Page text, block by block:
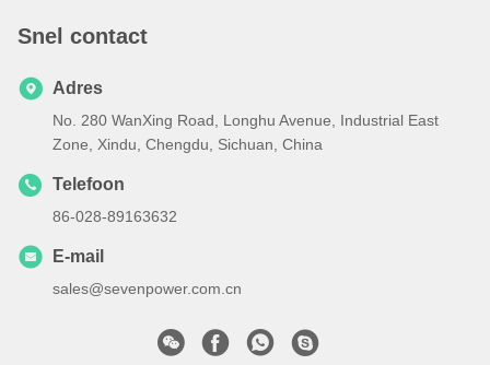
Snel contact
Adres
No. 280 WanXing Road, Longhu Avenue, Industrial East
Zone, Xindu, Chengdu, Sichuan, China
Telefoon
86-028-89163632
E-mail
sales@sevenpower.com.cn